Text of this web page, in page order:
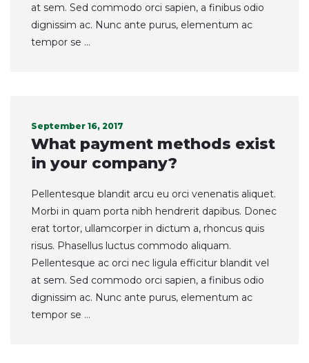
at sem. Sed commodo orci sapien, a finibus odio
dignissim ac. Nunc ante purus, elementum ac
tempor se ...
September 16, 2017
What payment methods exist
in your company?
Pellentesque blandit arcu eu orci venenatis aliquet.
Morbi in quam porta nibh hendrerit dapibus. Donec
erat tortor, ullamcorper in dictum a, rhoncus quis
risus. Phasellus luctus commodo aliquam.
Pellentesque ac orci nec ligula efficitur blandit vel
at sem. Sed commodo orci sapien, a finibus odio
dignissim ac. Nunc ante purus, elementum ac
tempor se ...